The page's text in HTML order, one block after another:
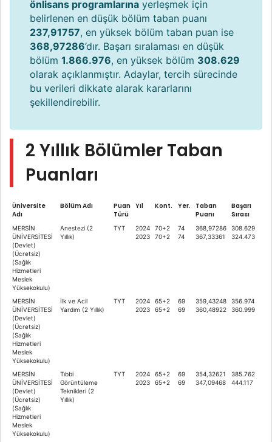
önlisans programlarına yerleşmek için
belirlenen en düşük bölüm taban puanı
237,91757, en yüksek bölüm taban puan ise
368,97286’dır. Başarı sıralaması en düşük
bölüm 1.866.976, en yüksek bölüm 308.629
olarak açıklanmıştır. Adaylar, tercih sürecinde
bu verileri dikkate alarak kararlarını
şekillendirebilir.
2 Yıllık Bölümler Taban
Puanları
Üniversite
Adı
Bölüm Adı
Puan
Türü
Yıl Kont. Yer.
Taban
Puanı
Başarı
Sırası
MERSİN
ÜNİVERSİTESİ
(Devlet)
(Ücretsiz)
(Sağlık
Hizmetleri
Meslek
Yüksekokulu)
Anestezi (2
Yıllık)
TYT
2024
2023
70+2
70+2
74
74
368,97286
367,33361
308.629
324.473
MERSİN
ÜNİVERSİTESİ
(Devlet)
(Ücretsiz)
(Sağlık
Hizmetleri
Meslek
Yüksekokulu)
İlk ve Acil
Yardım (2 Yıllık)
TYT
2024
2023
65+2
65+2
69
69
359,43248
360,48922
356.974
360.999
MERSİN
ÜNİVERSİTESİ
(Devlet)
(Ücretsiz)
(Sağlık
Hizmetleri
Meslek
Yüksekokulu)
Tıbbi
Görüntüleme
Teknikleri (2
Yıllık)
TYT
2024
2023
65+2
65+2
69
69
354,32621
347,09468
385.762
444.117